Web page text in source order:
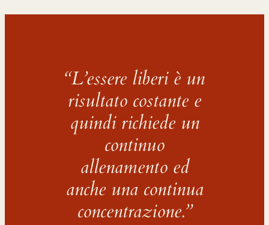
“L’essere liberi è un
risultato costante e
quindi richiede un
continuo
allenamento ed
anche una continua
concentrazione.”